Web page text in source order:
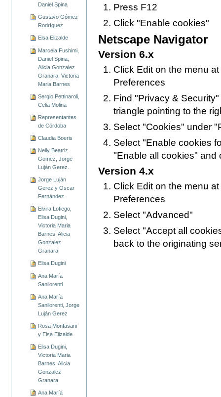
Daniel Spina
Gustavo Gómez
Rodríguez
Elsa Elizalde
Marcela Fushimi,
Daniel Spina,
Alicia Gonzalez
Granara, Victoria
Maria Barnes
Sergio Pettinaroli,
Celia Molina
Representantes
de Córdoba
Claudia Boeris
Nelly Beatriz
Gomez, Jorge
Luján Gerez.
Jorge Luján
Gerez y Oscar
Fernández
Elvira Lofiego,
Elisa Dugini,
Victoria Maria
Barnes, Alicia
Gonzalez
Granara
Elisa Dugini
Ana María
Sanllorenti
Ana María
Sanllorenti, Jorge
Luján Gerez
Rosa Monfasani
y Elsa Elizalde
Elisa Dugini,
Victoria Maria
Barnes, Alicia
Gonzalez
Granara
Ana María
Press F12
Click "Enable cookies"
Netscape Navigator
Version 6.x
Click Edit on the menu
Preferences
Find "Privacy &
triangle pointing to the
Select "Cookies" under
Select "Enable cookies
"Enable all cookies" and
Version 4.x
Click Edit on the menu
Preferences
Select "Advanced"
Select "Accept all
back to the originating